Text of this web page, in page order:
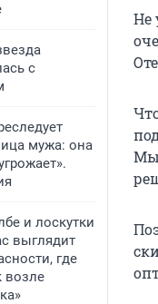
с
мужа: она
и лоскутки
выглядит
где
возле
Не
Мы